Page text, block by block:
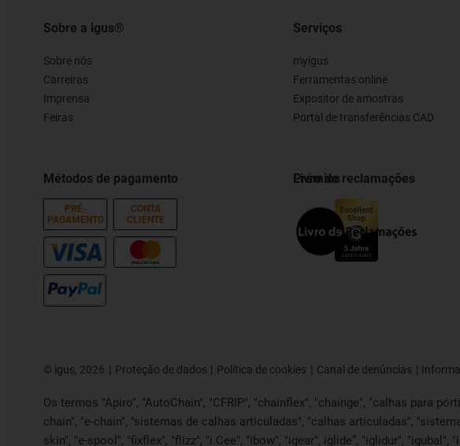
Sobre a igus®
Sobre nós
Carreiras
Imprensa
Feiras
Métodos de pagamento
PRÉ-
PAGAMENTO
CONTA
CLIENTE
Serviços
myigus
Ferramentas online
Expositor de amostras
Portal de transferências CAD
Prémios
Livro de reclamações
© igus, 2026 Proteção de dados Política de cookies Canal de denúncias
Os termos "Apiro", "AutoChain", "CFRIP", "chainflex", "chainge", "calhas para
chain", "e-chain", "sistemas de calhas articuladas", "calhas articuladas",
skin", "e-spool", "fixflex", "flizz", "i.Cee", "ibow", "igear", iglide”, "iglidur",